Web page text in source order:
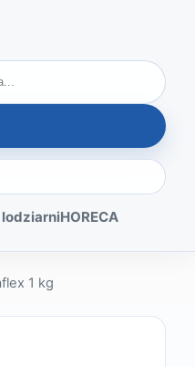
lodziarniHORECA
1 kg